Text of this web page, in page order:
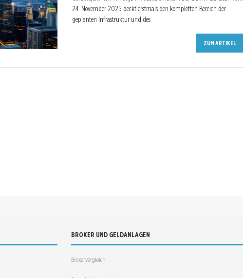
24. November 2025 deckt erstmals den kompletten Bereich der
geplanten Infrastruktur und des
ZUM ARTIKEL
BROKER UND GELDANLAGEN
Brokervergleich